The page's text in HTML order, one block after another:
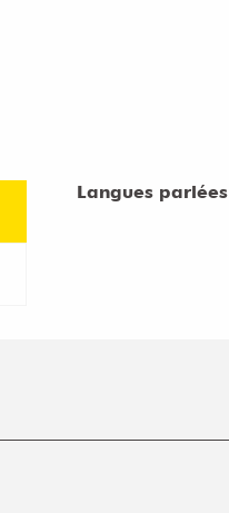
Langues parlées
Langues parlées